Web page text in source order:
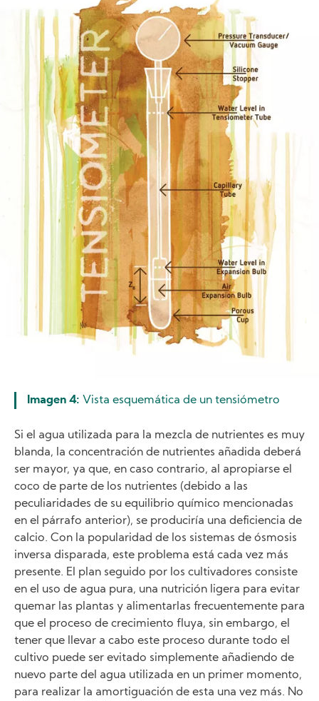
Imagen 4: Vista esquemática de un tensiómetro
Si el agua utilizada para la mezcla de nutrientes es muy
blanda, la concentración de nutrientes añadida deberá
ser mayor, ya que, en caso contrario, al apropiarse el
coco de parte de los nutrientes (debido a las
peculiaridades de su equilibrio químico mencionadas
en el párrafo anterior), se produciría una deficiencia de
calcio. Con la popularidad de los sistemas de ósmosis
inversa disparada, este problema está cada vez más
presente. El plan seguido por los cultivadores consiste
en el uso de agua pura, una nutrición ligera para evitar
quemar las plantas y alimentarlas frecuentemente para
que el proceso de crecimiento fluya, sin embargo, el
tener que llevar a cabo este proceso durante todo el
cultivo puede ser evitado simplemente añadiendo de
nuevo parte del agua utilizada en un primer momento,
para realizar la amortiguación de esta una vez más. No